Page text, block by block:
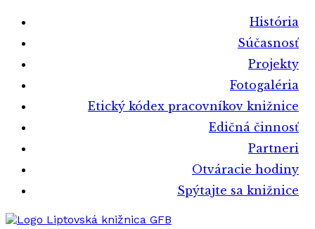
História
Súčasnosť
Projekty
Fotogaléria
Etický kódex pracovníkov knižnice
Edičná činnosť
Partneri
Otváracie hodiny
Spýtajte sa knižnice
Liptovská knižnica GFB